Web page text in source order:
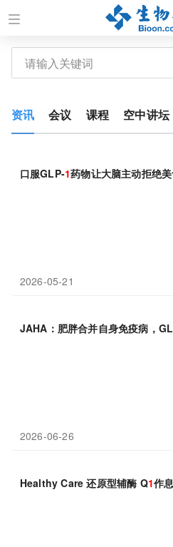
资讯 会议 课程 空中讲坛
口服GLP-1药物让大脑主动拒绝
2026-05-21
JAHA：肥胖合并自身免疫病，
2026-06-26
Healthy Care 还原型辅酶 Q1作